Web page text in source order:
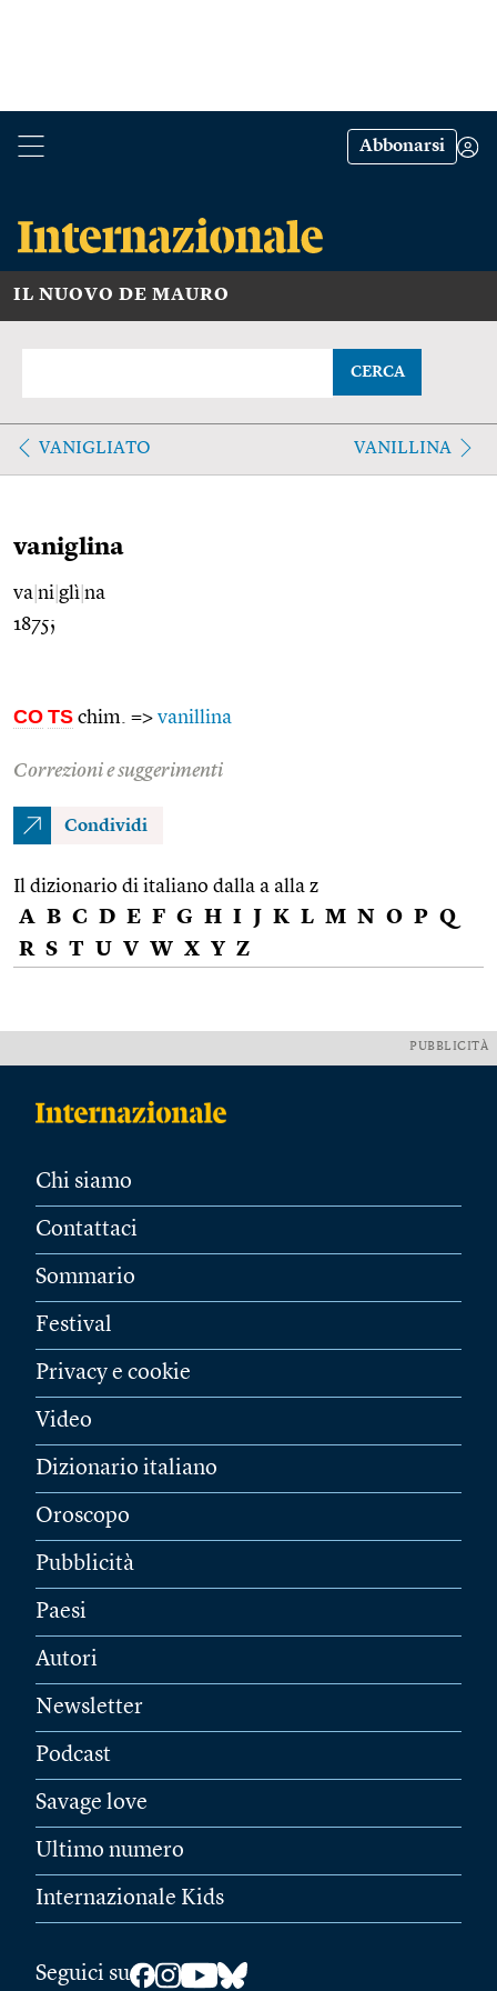
Abbonarsi
IL NUOVO DE MAURO
CERCA
VANIGLIATO VANILLINA
vaniglina
va ni glì na
1875;
CO TS chim. => vanillina
Correzioni e suggerimenti
Condividi
Il dizionario di italiano dalla a alla z
A B C D E F G H I J K L M N O P Q
R S T U V W X Y Z
PUBBLICITÀ
Chi siamo
Contattaci
Sommario
Festival
Privacy e cookie
Video
Dizionario italiano
Oroscopo
Pubblicità
Paesi
Autori
Newsletter
Podcast
Savage love
Ultimo numero
Internazionale Kids
Seguici su